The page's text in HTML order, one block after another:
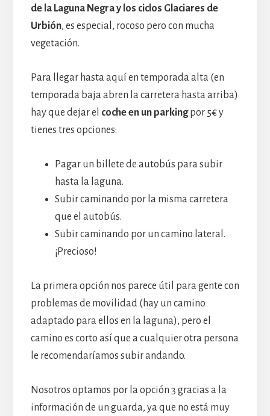
de la Laguna Negra y los ciclos Glaciares de
Urbión, es especial, rocoso pero con mucha
vegetación.
Para llegar hasta aquí en temporada alta (en
temporada baja abren la carretera hasta arriba)
hay que dejar el coche en un parkingpor 5€ y
tienes tres opciones:
Pagar un billete de autobús para subir
hasta la laguna.
Subir caminando por la misma carretera
que el autobús.
Subir caminando por un camino lateral.
¡Precioso!
La primera opción nos parece útil para gente con
problemas de movilidad (hay un camino
adaptado para ellos en la laguna), pero el
camino es corto así que a cualquier otra persona
le recomendaríamos subir andando.
Nosotros optamos por la opción 3 gracias a la
información de un guarda, ya que no está muy